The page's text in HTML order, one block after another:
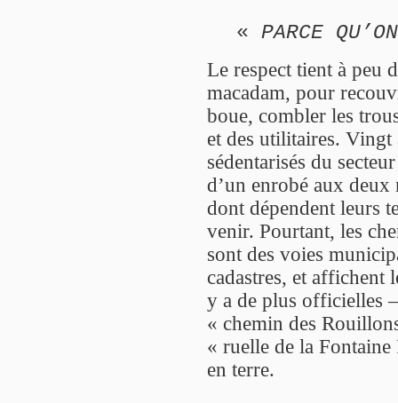
« PARCE
Le respect tient à peu
macadam, pour
boue, combler les
et des utilitaires. Vingt
sédentarisés du
d’un enrobé aux
dont dépendent leurs
venir. Pourtant, les
sont des voies
cadastres, et affichent
y a de plus officielles
« chemin des
« ruelle de la
en terre.